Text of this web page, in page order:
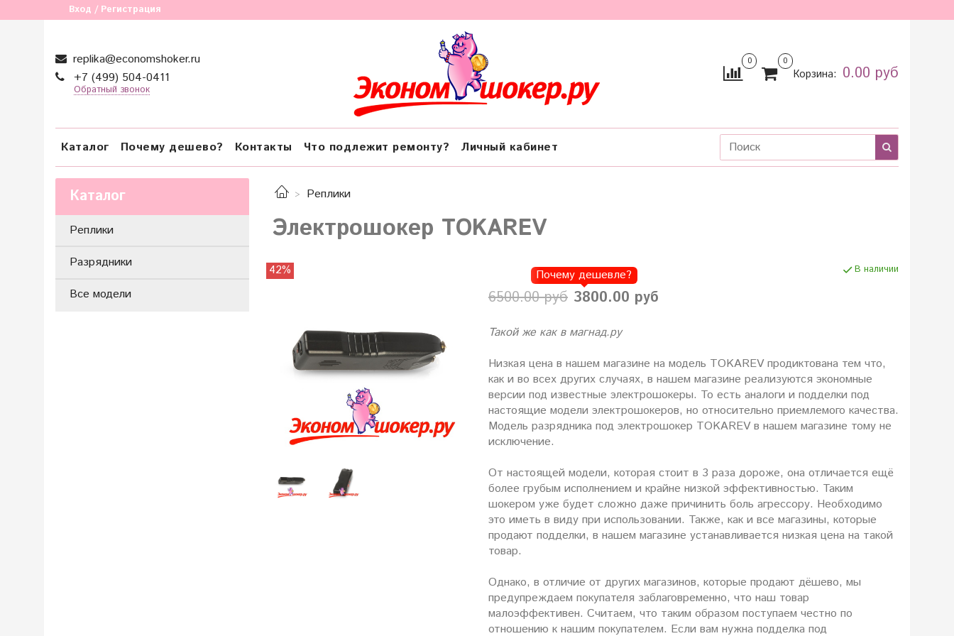
Вход / Регистрация
replika@economshoker.ru
+7 (499) 504-0411
Обратный звонок
0 0
Корзина: 0.00 руб
Каталог Почему дешево? Контакты Что подлежит ремонту? Личный кабинет
Реплики
Электрошокер TOKAREV
42% В наличии
6500.00 руб 3800.00 руб
Почему дешевле?
Такой же как в магнад.ру
Низкая цена в нашем магазине на модель TOKAREV продиктована тем что,
как и во всех других случаях, в нашем магазине реализуются экономные
версии под известные электрошокеры. То есть аналоги и подделки под
настоящие модели электрошокеров, но относительно приемлемого качества.
Модель разрядника под электрошокер TOKAREV в нашем магазине тому не
исключение.
От настоящей модели, которая стоит в 3 раза дороже, она отличается ещё
более грубым исполнением и крайне низкой эффективностью. Таким
шокером уже будет сложно даже причинить боль агрессору. Необходимо
это иметь в виду при использовании. Также, как и все магазины, которые
продают подделки, в нашем магазине устанавливается низкая цена на такой
товар.
Однако, в отличие от других магазинов, которые продают дёшево, мы
предупреждаем покупателя заблаговременно, что наш товар
малоэффективен. Считаем, что таким образом поступаем честно по
отношению к нашим покупателем. Если вам нужна подделка под
Каталог
Реплики
Разрядники
Все модели